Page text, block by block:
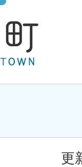
更